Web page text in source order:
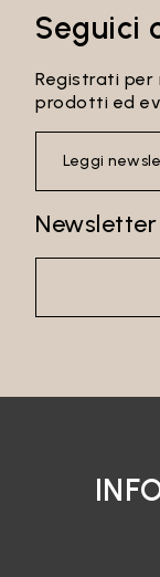
Seguici
Registrati per
prodotti ed
Leggi
Newsletter